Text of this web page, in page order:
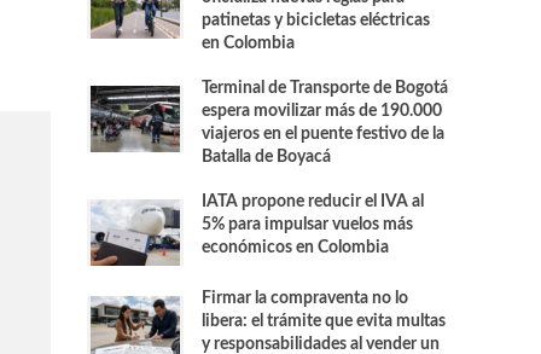
patinetas y bicicletas eléctricas
en Colombia
Terminal de Transporte de Bogotá
espera movilizar más de 190.000
viajeros en el puente festivo de la
Batalla de Boyacá
IATA propone reducir el IVA al
5% para impulsar vuelos más
económicos en Colombia
Firmar la compraventa no lo
libera: el trámite que evita multas
y responsabilidades al vender un